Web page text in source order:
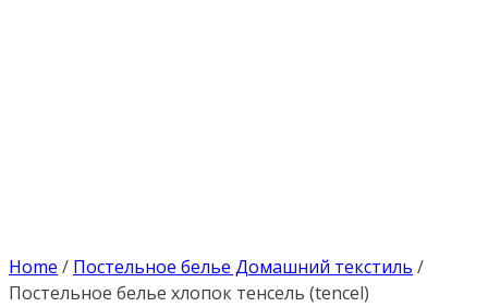
Home / Постельное белье Домашний текстиль /
Постельное белье хлопок тенсель (tencel)